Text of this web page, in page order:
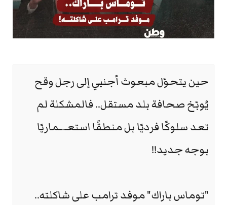
حين يتحوّل مبعوث أجنبي إلى رجل وقح
يُوبّخ صحافة بلد مستقل.. فالمشكلة لم
تعد سلوكًا فرديًا بل منطقًا استعـ.ـماريًا
بوجه جديد!!
"توماس باراك" موفد ترامب على شاكلته..